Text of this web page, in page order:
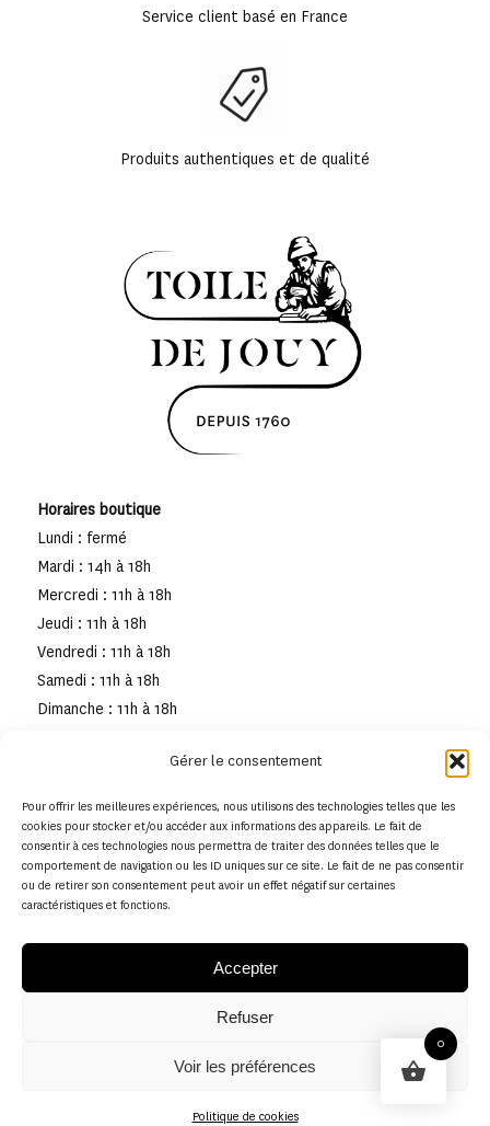
Gérer le consentement
Pour offrir les meilleures expériences, nous utilisons des technologies telles que les
cookies pour stocker et/ou accéder aux informations des appareils. Le fait de
consentir à ces technologies nous permettra de traiter des données telles que le
comportement de navigation ou les ID uniques sur ce site. Le fait de ne pas consentir
ou de retirer son consentement peut avoir un effet négatif sur certaines
caractéristiques et fonctions.
Accepter
Refuser
Voir les préférences
Politique de cookies
Service client basé en France
Produits authentiques et de qualité
Horaires boutique
Lundi : fermé
Mardi : 14h à 18h
Mercredi : 11h à 18h
Jeudi : 11h à 18h
Vendredi : 11h à 18h
Samedi : 11h à 18h
Dimanche : 11h à 18h
Conditions générales
0